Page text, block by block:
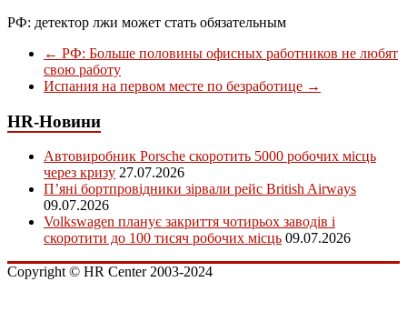
РФ: детектор лжи может стать обязательным
← РФ: Больше половины офисных работников не любят
свою работу
Испания на первом месте по безработице →
HR-Новини
Автовиробник Porsche скоротить 5000 робочих місць
через кризу 27.07.2026
П’яні бортпровідники зірвали рейс British Airways
09.07.2026
Volkswagen планує закриття чотирьох заводів і
скоротити до 100 тисяч робочих місць 09.07.2026
Copyright © HR Center 2003-2024